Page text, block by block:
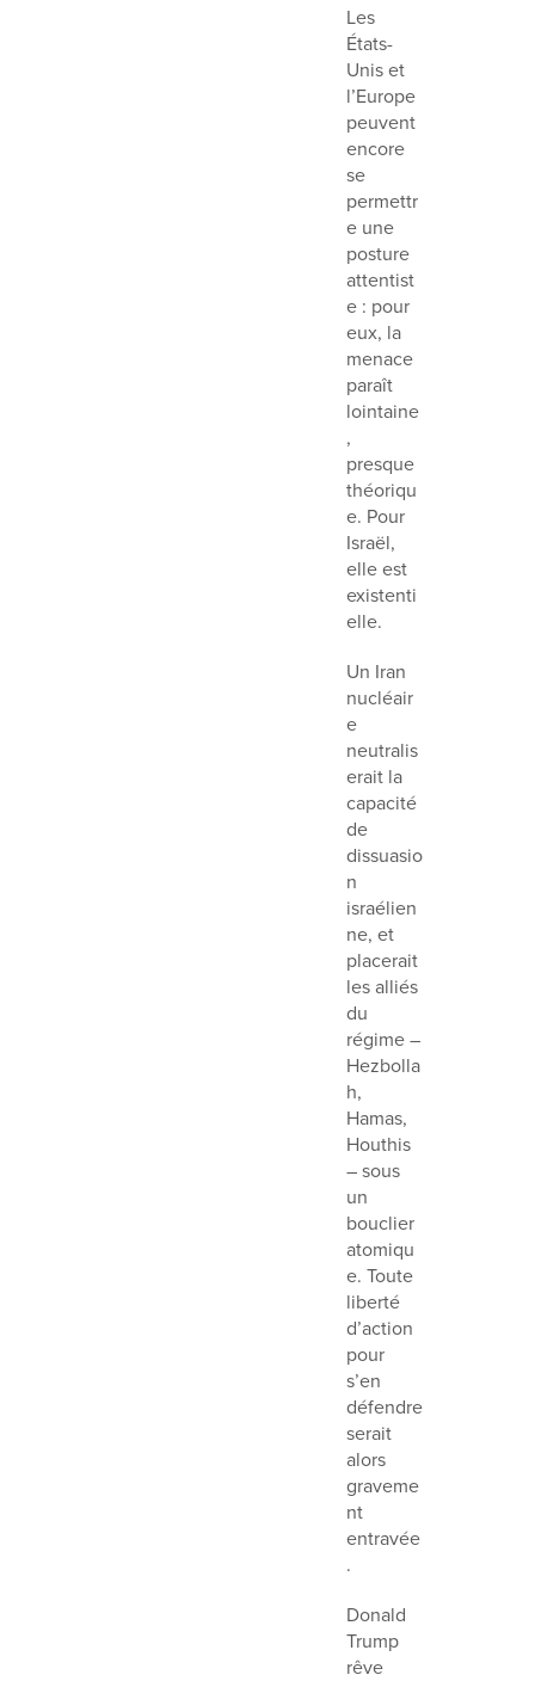
Les
États-
Unis et
l’Europe
peuvent
encore
se
permettr
e une
posture
attentist
e : pour
eux, la
menace
paraît
lointaine
,
presque
théoriqu
e. Pour
Israël,
elle est
existenti
elle.
Un Iran
nucléair
e
neutralis
erait la
capacité
de
dissuasio
n
israélien
ne, et
placerait
les alliés
du
régime –
Hezbolla
h,
Hamas,
Houthis
– sous
un
bouclier
atomiqu
e. Toute
liberté
d’action
pour
s’en
défendre
serait
alors
graveme
nt
entravée
.
Donald
Trump
rêve